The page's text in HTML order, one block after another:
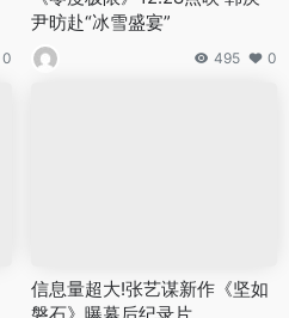
0
尹昉赴“冰雪盛宴”
495 0
信息量超大!张艺谋新作《坚如